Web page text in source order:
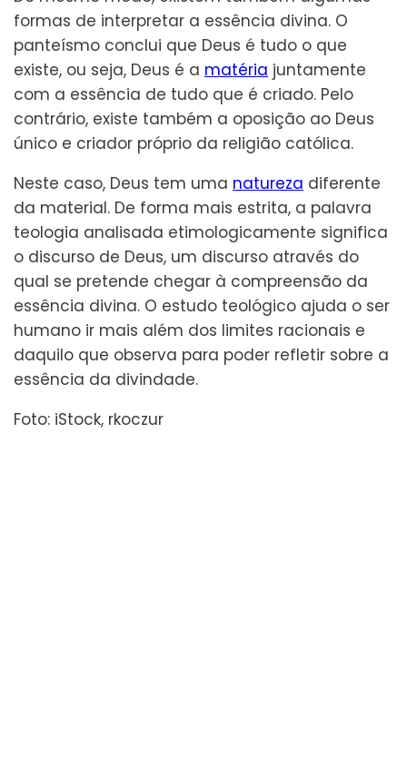
formas de interpretar a essência divina. O
panteísmo conclui que Deus é tudo o que
existe, ou seja, Deus é a matéria juntamente
com a essência de tudo que é criado. Pelo
contrário, existe também a oposição ao Deus
único e criador próprio da religião católica.
Neste caso, Deus tem uma natureza diferente
da material. De forma mais estrita, a palavra
teologia analisada etimologicamente significa
o discurso de Deus, um discurso através do
qual se pretende chegar à compreensão da
essência divina. O estudo teológico ajuda o ser
humano ir mais além dos limites racionais e
daquilo que observa para poder refletir sobre a
essência da divindade.
Foto: iStock, rkoczur